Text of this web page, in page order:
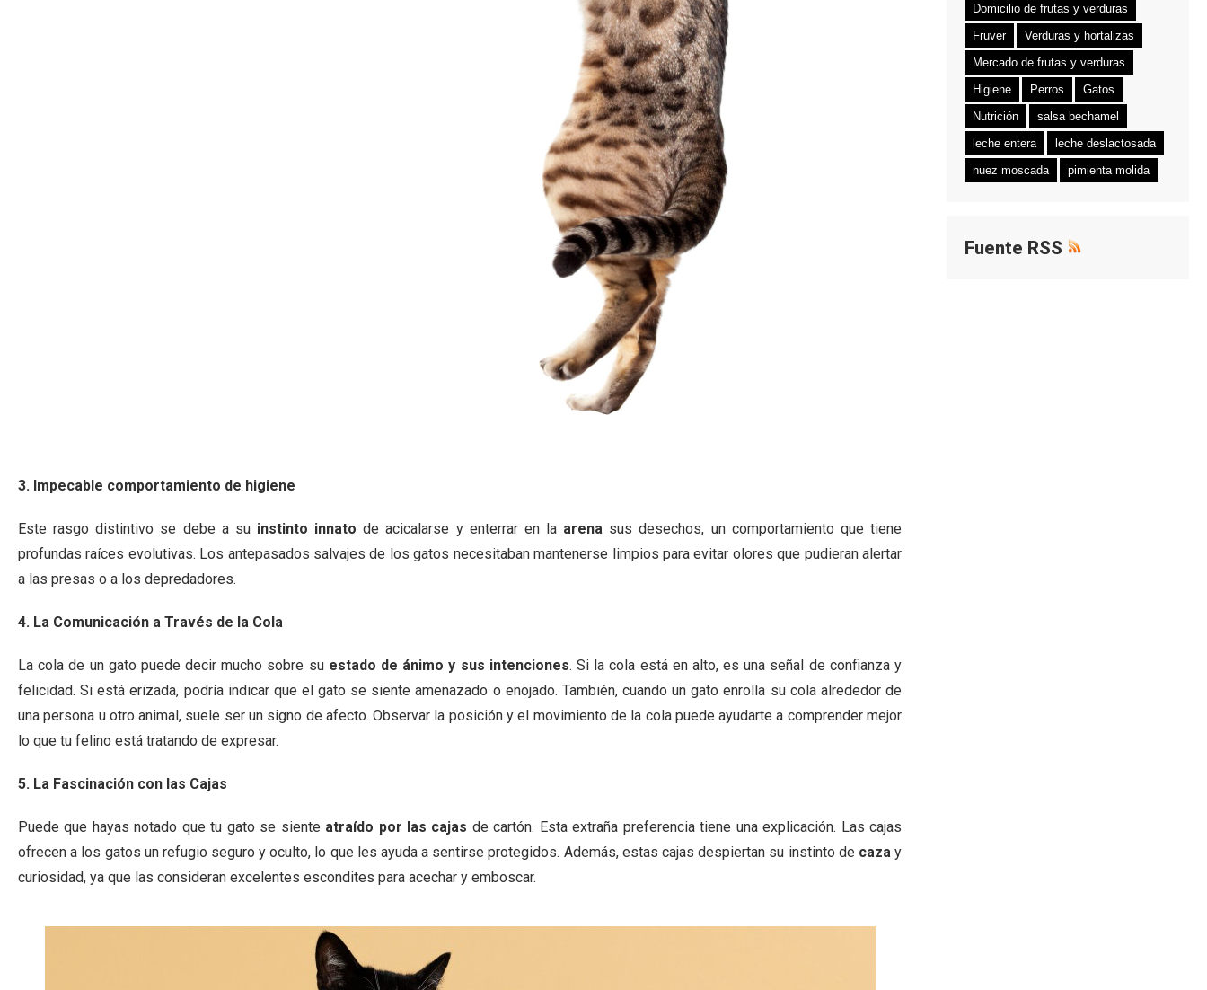
3. Impecable comportamiento de higiene
Este rasgo distintivo se debe a su instinto innato de acicalarse y enterrar en la arena sus desechos, un comportamiento que tiene
profundas raíces evolutivas. Los antepasados salvajes de los gatos necesitaban mantenerse limpios para evitar olores que pudieran alertar
a las presas o a los depredadores.
4. La Comunicación a Través de la Cola
La cola de un gato puede decir mucho sobre su estado de ánimo y sus intenciones. Si la cola está en alto, es una señal de confianza y
felicidad. Si está erizada, podría indicar que el gato se siente amenazado o enojado. También, cuando un gato enrolla su cola alrededor de
una persona u otro animal, suele ser un signo de afecto. Observar la posición y el movimiento de la cola puede ayudarte a comprender mejor
lo que tu felino está tratando de expresar.
5. La Fascinación con las Cajas
Puede que hayas notado que tu gato se siente atraído por las cajas de cartón. Esta extraña preferencia tiene una explicación. Las cajas
ofrecen a los gatos un refugio seguro y oculto, lo que les ayuda a sentirse protegidos. Además, estas cajas despiertan su instinto de cazay
curiosidad, ya que las consideran excelentes escondites para acechar y emboscar.
Domicilio de frutas y verduras
Fruver
Verduras y hortalizas
Mercado de frutas y verduras
Higiene
Perros
Gatos
Nutrición
salsa bechamel
leche entera
leche deslactosada
nuez moscada
pimienta molida
Fuente RSS